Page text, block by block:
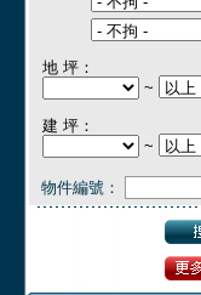
地 坪：
~
建 坪：
~
物件編號：